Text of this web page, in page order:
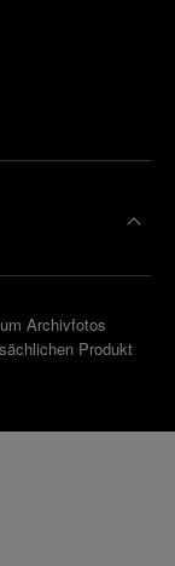
Archivfotos
Produkt